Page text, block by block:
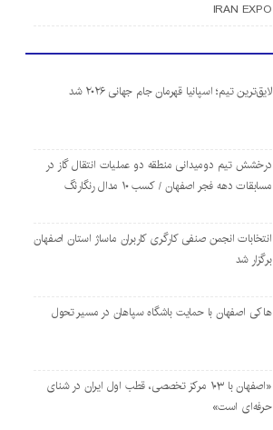
IRAN EXPO
لایق‌ترین تیم؛ اسپانیا قهرمان جام جهانی ۲۰۲۶ شد
درخشش تیم دومیدانی منطقه دو عملیات انتقال گاز در
مسابقات دهه فجر اصفهان / کسب ۱۰ مدال رنگارنگ
انتخابات انجمن صنفی کارگری کاربران ماساژ استان اصفهان
برگزار شد
هاکی اصفهان با حمایت باشگاه سپاهان در مسیر تحول
«اصفهان با ۱۰۳ مرکز تخصصی، قطب اول ایران در شنای
حرفه‌ای است»